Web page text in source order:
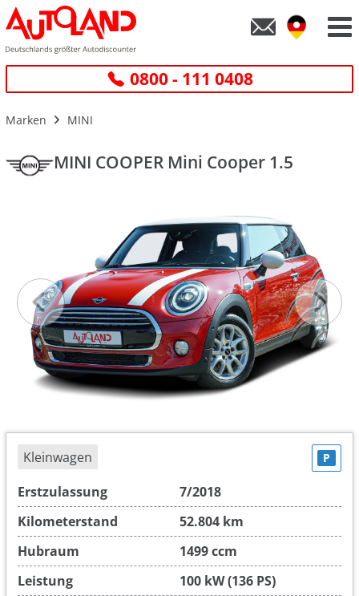
0800 - 111 0408
Marken MINI
MINI COOPER Mini Cooper 1.5
Kleinwagen P
Erstzulassung
7/2018
Kilometerstand
52.804 km
Hubraum
1499 ccm
Leistung
100 kW (136 PS)